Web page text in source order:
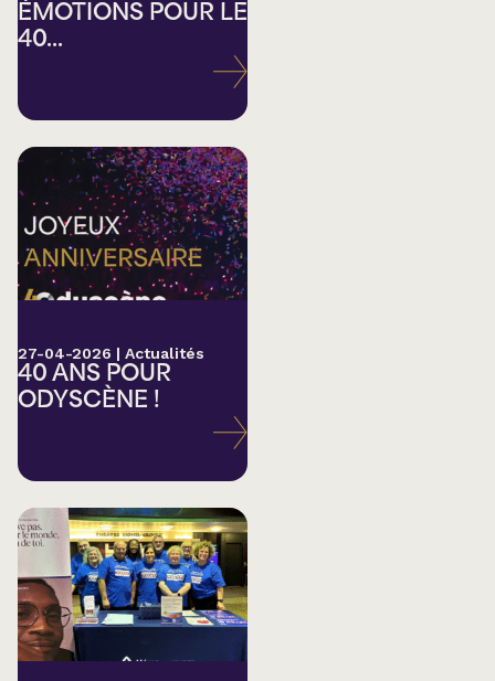
ÉMOTIONS POUR LE
40...
27-04-2026 | Actualités
40 ANS POUR
ODYSCÈNE !